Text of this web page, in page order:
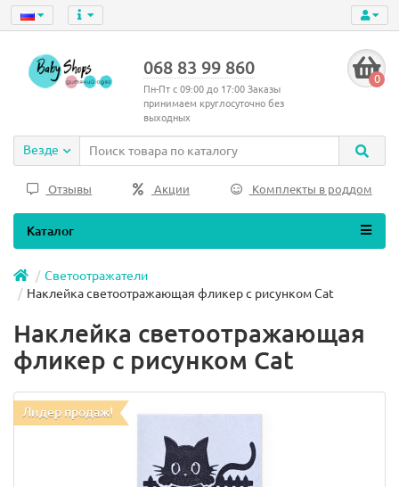
068 83 99 860
Пн-Пт с 09:00 до 17:00 Заказы
принимаем круглосуточно без
выходных
0
Везде
Отзывы Акции Комплекты в роддом
Каталог
Светоотражатели
Наклейка светоотражающая фликер с рисунком Cat
Наклейка светоотражающая
фликер с рисунком Cat
Лидер продаж!